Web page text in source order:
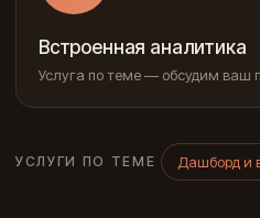
Встроенная аналитика
Услуга по теме — обсудим ваш
УСЛУГИ ПО ТЕМЕ Дашборд и